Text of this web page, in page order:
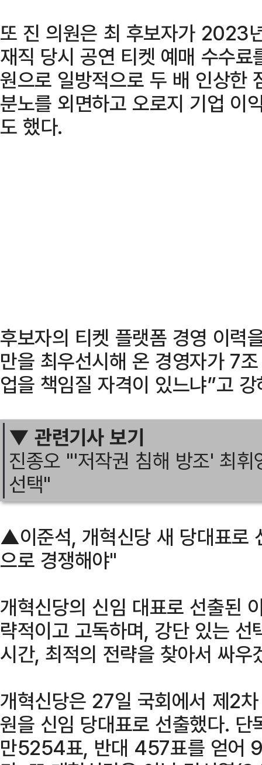
또 진 의원은 최 후보자가 2023
재직 당시 공연 티켓 예매 수수
원으로 일방적으로 두 배 인상한
분노를 외면하고 오로지 기업 이
도 했다.
후보자의 티켓 플랫폼 경영 이력
만을 최우선시해 온 경영자가 7
업을 책임질 자격이 있느냐”고
▼ 관련기사 보기
진종오 "'저작권 침해 방조' 최
선택"
▲이준석, 개혁신당 새 당대표로
으로 경쟁해야"
개혁신당의 신임 대표로 선출된
략적이고 고독하며, 강단 있는
시간, 최적의 전략을 찾아서 싸우
개혁신당은 27일 국회에서 제2
원을 신임 당대표로 선출했다.
만5254표, 반대 457표를 얻어